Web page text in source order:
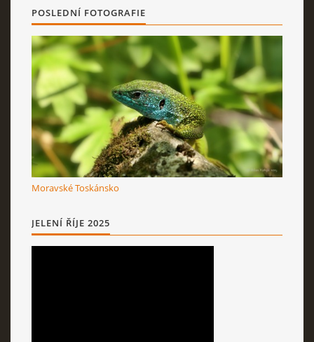
Milan Hořejší © 2026 eStránky.cz
Aktualizováno: 11. 12. 2025
POSLEDNÍ FOTOGRAFIE
Moravské Toskánsko
JELENÍ ŘÍJE 2025